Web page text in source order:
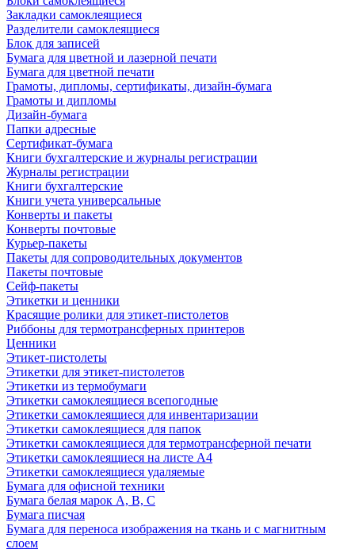
Закладки самоклеящиеся
Разделители самоклеящиеся
Блок для записей
Бумага для цветной и лазерной печати
Бумага для цветной печати
Грамоты, дипломы, сертификаты, дизайн-бумага
Грамоты и дипломы
Дизайн-бумага
Папки адресные
Сертификат-бумага
Книги бухгалтерские и журналы регистрации
Журналы регистрации
Книги бухгалтерские
Книги учета универсальные
Конверты и пакеты
Конверты почтовые
Курьер-пакеты
Пакеты для сопроводительных документов
Пакеты почтовые
Сейф-пакеты
Этикетки и ценники
Красящие ролики для этикет-пистолетов
Риббоны для термотрансферных принтеров
Ценники
Этикет-пистолеты
Этикетки для этикет-пистолетов
Этикетки из термобумаги
Этикетки самоклеящиеся всепогодные
Этикетки самоклеящиеся для инвентаризации
Этикетки самоклеящиеся для папок
Этикетки самоклеящиеся для термотрансферной печати
Этикетки самоклеящиеся на листе А4
Этикетки самоклеящиеся удаляемые
Бумага для офисной техники
Бумага белая марок А, В, С
Бумага писчая
Бумага для переноса изображения на ткань и с магнитным
слоем